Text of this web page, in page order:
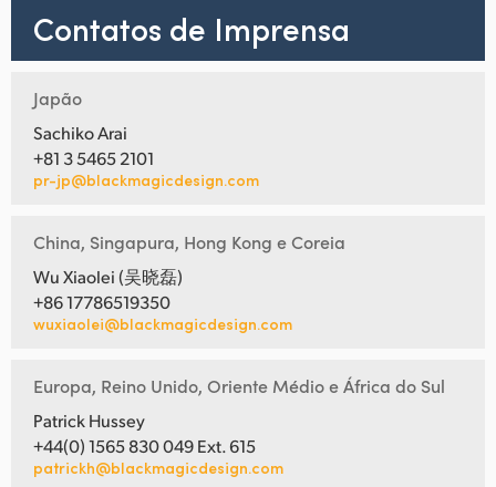
Contatos de Imprensa
Japão
Sachiko Arai
+81 3 5465 2101
pr-jp@blackmagicdesign.com
China, Singapura, Hong Kong e Coreia
Wu Xiaolei (吴晓磊)
+86 17786519350
wuxiaolei@blackmagicdesign.com
Europa, Reino Unido, Oriente Médio e África do Sul
Patrick Hussey
+44(0) 1565 830 049 Ext. 615
patrickh@blackmagicdesign.com